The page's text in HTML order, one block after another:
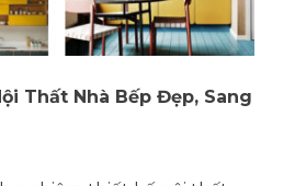
Thất Nhà Bếp Đẹp, Sang